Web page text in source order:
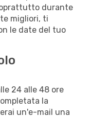
durante
migliori, ti
le date del tuo
24 alle 48 ore
la
un'e-mail una